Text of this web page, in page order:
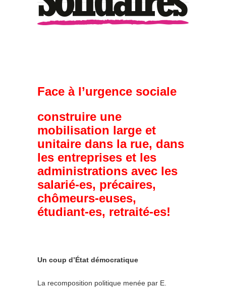
Face à l’urgence sociale
construire une
mobilisation large et
unitaire dans la rue, dans
les entreprises et les
administrations avec les
salarié-es, précaires,
chômeurs-euses,
étudiant-es, retraité-es!
Un coup d’État démocratique
La recomposition politique menée par E.